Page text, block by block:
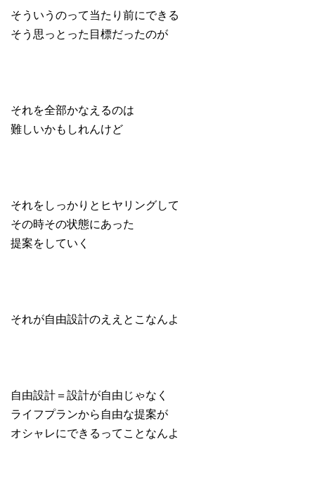
そういうのって当たり前にできる
そう思っとった目標だったのが
それを全部かなえるのは
難しいかもしれんけど
それをしっかりとヒヤリングして
その時その状態にあった
提案をしていく
それが自由設計のええとこなんよ
自由設計＝設計が自由じゃなく
ライフプランから自由な提案が
オシャレにできるってことなんよ